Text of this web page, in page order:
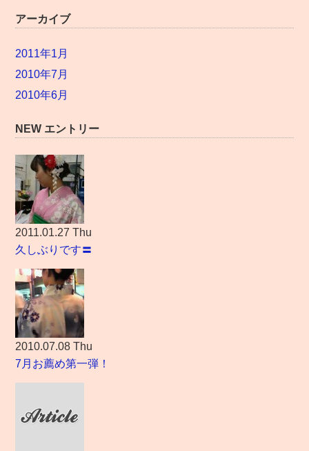
アーカイブ
2011年1月
2010年7月
2010年6月
NEW エントリー
2011.01.27 Thu
久しぶりです〓
2010.07.08 Thu
7月お薦め第一弾！